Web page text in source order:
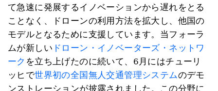
て急速に発展するイノベーションから遅れをとる
ことなく、ドローンの利用方法を拡大し、他国の
モデルとなるために支援しています。当フォーラ
ムが新しい ドローン・イノベーターズ・ネットワ
ーク を立ち上げたのに続いて、6月にはチューリ
ッヒで世界初の全国無人交通管理システムのデモ
ンストレーションが披露されました。この分野に